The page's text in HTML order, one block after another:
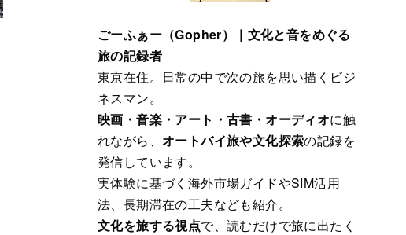
ごーふぁー（Gopher）｜文化と音をめぐる
旅の記録者
東京在住。日常の中で次の旅を思い描くビジ
ネスマン。
映画・音楽・アート・古書・オーディオに触
れながら、 オートバイ旅や文化探索の記録を
発信しています。
実体験に基づく海外市場ガイドやSIM活用
法、長期滞在の工夫なども紹介。
文化を旅する視点で、読むだけで旅に出たく